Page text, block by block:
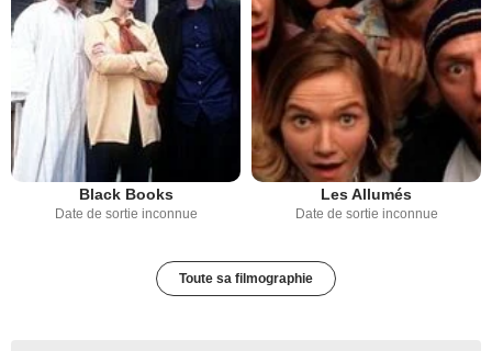
Black Books
Date de sortie inconnue
Les Allumés
Date de sortie inconnue
Toute sa filmographie